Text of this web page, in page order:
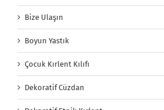
Bize Ulaşın
Boyun Yastık
Çocuk Kırlent Kılıfı
Dekoratif Cüzdan